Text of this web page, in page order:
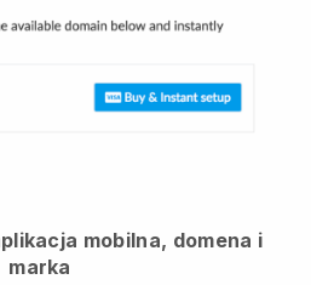
mobilna, domena i
marka